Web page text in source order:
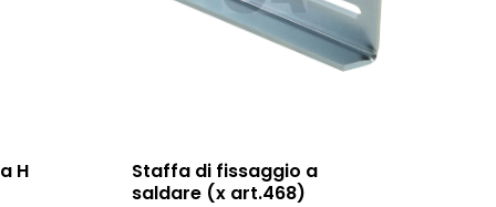
H
Staffa di fissaggio a
saldare (x art.468)